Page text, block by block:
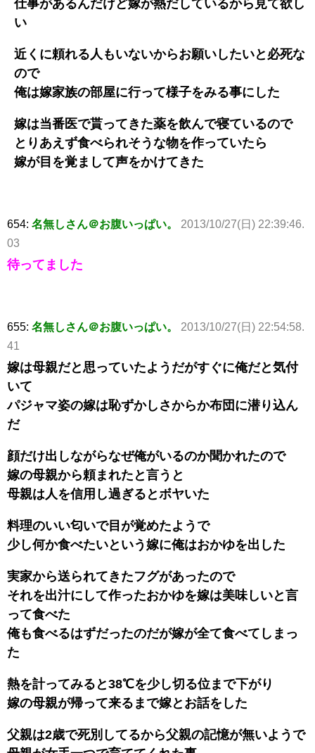
仕事があるんだけど嫁が熱だしているから見て欲し
い
近くに頼れる人もいないからお願いしたいと必死な
ので
俺は嫁家族の部屋に行って様子をみる事にした
嫁は当番医で貰ってきた薬を飲んで寝ているので
とりあえず食べられそうな物を作っていたら
嫁が目を覚まして声をかけてきた
654: 名無しさん＠お腹いっぱい。
2013/10/27(日) 22:39:46.
03
待ってました
655: 名無しさん＠お腹いっぱい。
2013/10/27(日) 22:54:58.
41
嫁は母親だと思っていたようだがすぐに俺だと気付
いて
パジャマ姿の嫁は恥ずかしさからか布団に潜り込ん
だ
顔だけ出しながらなぜ俺がいるのか聞かれたので
嫁の母親から頼まれたと言うと
母親は人を信用し過ぎるとボヤいた
料理のいい匂いで目が覚めたようで
少し何か食べたいという嫁に俺はおかゆを出した
実家から送られてきたフグがあったので
それを出汁にして作ったおかゆを嫁は美味しいと言
って食べた
俺も食べるはずだったのだが嫁が全て食べてしまっ
た
熱を計ってみると38℃を少し切る位まで下がり
嫁の母親が帰って来るまで嫁とお話をした
父親は2歳で死別してるから父親の記憶が無いようで